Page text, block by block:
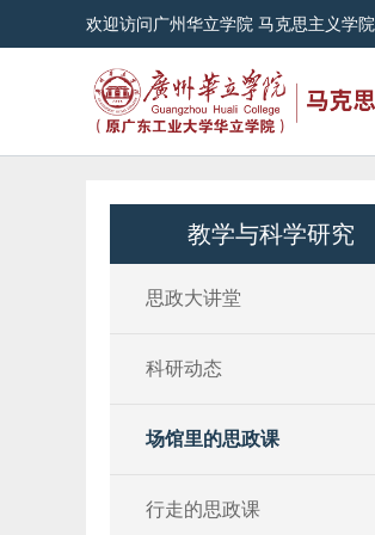
欢迎访问广州华立学院 马克思主义学院
教学与科学研究
思政大讲堂
科研动态
场馆里的思政课
行走的思政课